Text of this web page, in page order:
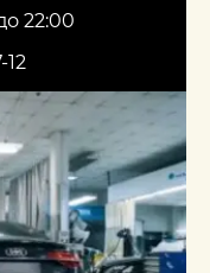
22:00
12